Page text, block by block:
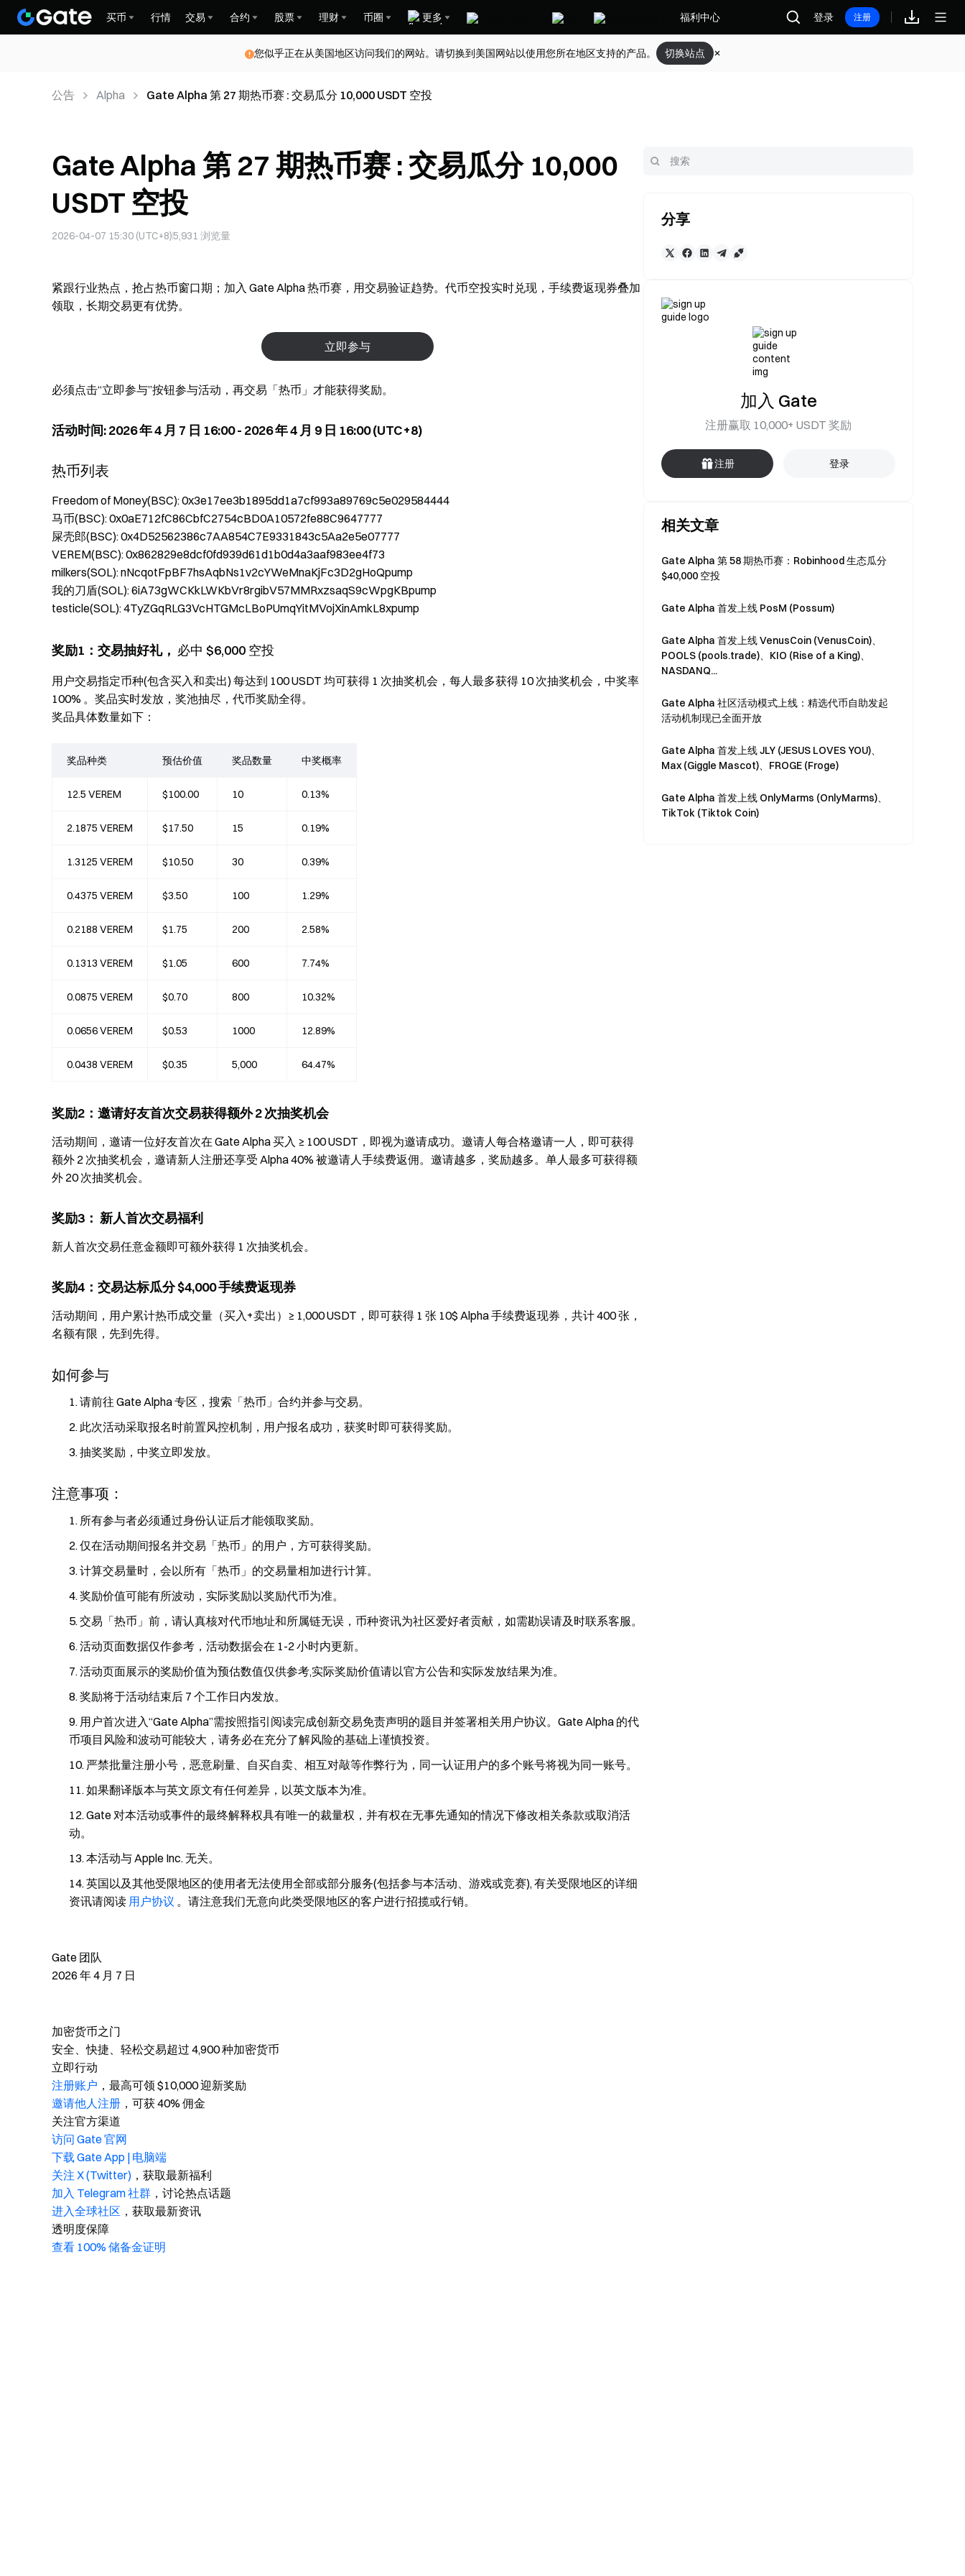
买币 行情 交易 合约 股票 理财 币圈 更多 福利中心 登录 注册
您似乎正在从美国地区访问我们的网站。请切换到美国网站以使用您所在地区支持的产品。 切换站点
公告 Alpha Gate Alpha 第 27 期热币赛 : 交易瓜分 10,000 USDT 空投
Gate Alpha 第 27 期热币赛 : 交易瓜分 10,000
USDT 空投
2026-04-07 15:30 (UTC+8)5,931 浏览量
紧跟行业热点，抢占热币窗口期；加入 Gate Alpha 热币赛，用交易验证趋势。代币空投实时兑现，手续费返现券叠加
领取，长期交易更有优势。
立即参与
必须点击“立即参与”按钮参与活动，再交易「热币」才能获得奖励。
活动时间: 2026 年 4 月 7 日 16:00 - 2026 年 4 月 9 日 16:00 (UTC+8)
热币列表
Freedom of Money(BSC): 0x3e17ee3b1895dd1a7cf993a89769c5e029584444
马币(BSC): 0x0aE712fC86CbfC2754cBD0A10572fe88C9647777
屎壳郎(BSC): 0x4D52562386c7AA854C7E9331843c5Aa2e5e07777
VEREM(BSC): 0x862829e8dcf0fd939d61d1b0d4a3aaf983ee4f73
milkers(SOL): nNcqotFpBF7hsAqbNs1v2cYWeMnaKjFc3D2gHoQpump
我的刀盾(SOL): 6iA73gWCKkLWKbVr8rgibV57MMRxzsaqS9cWpgKBpump
testicle(SOL): 4TyZGqRLG3VcHTGMcLBoPUmqYitMVojXinAmkL8xpump
奖励1：交易抽好礼， 必中 $6,000 空投
用户交易指定币种(包含买入和卖出) 每达到 100 USDT 均可获得 1 次抽奖机会，每人最多获得 10 次抽奖机会，中奖率
100% 。奖品实时发放，奖池抽尽，代币奖励全得。
奖品具体数量如下：
奖品种类 预估价值 奖品数量 中奖概率
12.5 VEREM $100.00 10 0.13%
2.1875 VEREM $17.50 15 0.19%
1.3125 VEREM $10.50 30 0.39%
0.4375 VEREM $3.50 100 1.29%
0.2188 VEREM $1.75 200 2.58%
0.1313 VEREM $1.05 600 7.74%
0.0875 VEREM $0.70 800 10.32%
0.0656 VEREM $0.53 1000 12.89%
0.0438 VEREM $0.35 5,000 64.47%
奖励2：邀请好友首次交易获得额外 2 次抽奖机会
活动期间，邀请一位好友首次在 Gate Alpha 买入 ≥ 100 USDT，即视为邀请成功。邀请人每合格邀请一人，即可获得
额外 2 次抽奖机会，邀请新人注册还享受 Alpha 40% 被邀请人手续费返佣。邀请越多，奖励越多。单人最多可获得额
外 20 次抽奖机会。
奖励3： 新人首次交易福利
新人首次交易任意金额即可额外获得 1 次抽奖机会。
奖励4：交易达标瓜分 $4,000 手续费返现券
活动期间，用户累计热币成交量（买入+卖出）≥ 1,000 USDT，即可获得 1 张 10$ Alpha 手续费返现券，共计 400 张，
名额有限，先到先得。
如何参与
请前往 Gate Alpha 专区，搜索「热币」合约并参与交易。
此次活动采取报名时前置风控机制，用户报名成功，获奖时即可获得奖励。
抽奖奖励，中奖立即发放。
注意事项：
所有参与者必须通过身份认证后才能领取奖励。
仅在活动期间报名并交易「热币」的用户，方可获得奖励。
计算交易量时，会以所有「热币」的交易量相加进行计算。
奖励价值可能有所波动，实际奖励以奖励代币为准。
交易「热币」前，请认真核对代币地址和所属链无误，币种资讯为社区爱好者贡献，如需勘误请及时联系客服。
活动页面数据仅作参考，活动数据会在 1-2 小时内更新。
活动页面展示的奖励价值为预估数值仅供参考,实际奖励价值请以官方公告和实际发放结果为准。
奖励将于活动结束后 7 个工作日内发放。
用户首次进入“Gate Alpha”需按照指引阅读完成创新交易免责声明的题目并签署相关用户协议。Gate Alpha 的代
币项目风险和波动可能较大，请务必在充分了解风险的基础上谨慎投资。
严禁批量注册小号，恶意刷量、自买自卖、相互对敲等作弊行为，同一认证用户的多个账号将视为同一账号。
如果翻译版本与英文原文有任何差异，以英文版本为准。
Gate 对本活动或事件的最终解释权具有唯一的裁量权，并有权在无事先通知的情况下修改相关条款或取消活
动。
本活动与 Apple Inc. 无关。
英国以及其他受限地区的使用者无法使用全部或部分服务(包括参与本活动、游戏或竞赛), 有关受限地区的详细
资讯请阅读 用户协议 。请注意我们无意向此类受限地区的客户进行招揽或行销。
Gate 团队
2026 年 4 月 7 日
加密货币之门
安全、快捷、轻松交易超过 4,900 种加密货币
立即行动
注册账户 ，最高可领 $10,000 迎新奖励
邀请他人注册 ，可获 40% 佣金
关注官方渠道
访问 Gate 官网
下载 Gate App | 电脑端
关注 X (Twitter) ，获取最新福利
加入 Telegram 社群 ，讨论热点话题
进入全球社区 ，获取最新资讯
透明度保障
查看 100% 储备金证明
分享
加入 Gate
注册赢取 10,000+ USDT 奖励
注册 登录
相关文章
Gate Alpha 第 58 期热币赛：Robinhood 生态瓜分
$40,000 空投
Gate Alpha 首发上线 PosM (Possum)
Gate Alpha 首发上线 VenusCoin (VenusCoin)、
POOLS (pools.trade)、KIO (Rise of a King)、
NASDANQ...
Gate Alpha 社区活动模式上线：精选代币自助发起
活动机制现已全面开放
Gate Alpha 首发上线 JLY (JESUS LOVES YOU)、
Max (Giggle Mascot)、FROGE (Froge)
Gate Alpha 首发上线 OnlyMarms (OnlyMarms)、
TikTok (Tiktok Coin)